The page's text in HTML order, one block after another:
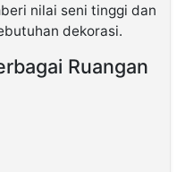
nilai seni tinggi dan
dekorasi.
Ruangan